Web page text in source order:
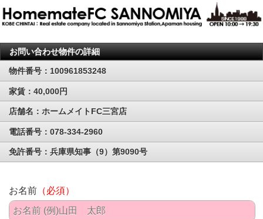
お問い合わせ物件の詳細
物件番号：100961853248
家賃：40,000円
店舗名：ホームメイトFC三宮店
電話番号：078-334-2960
免許番号：兵庫県知事（9）第9090号
お名前 （必須）